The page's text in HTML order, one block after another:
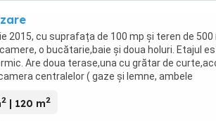
2015, cu suprafața de 100 mp și teren de 500
o bucătarie,baie și doua holuri. Etajul
Are doua terase,una cu grătar de
centralelor ( gaze și lemne, ambele
2 | 120 m2